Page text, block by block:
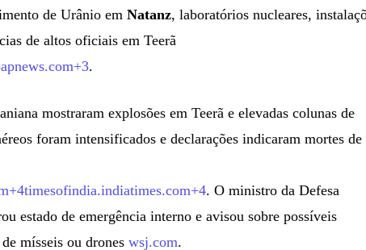
de Urânio emNatanz, laboratórios nucleares,
de altos oficiais em Teerã
.
mostraram explosões em Teerã e elevadas colunas de
foram intensificados e declarações indicaram mortes de
. O ministro da Defesa
estado de emergência interno e avisou sobre possíveis
mísseis ou droneswsj.com.